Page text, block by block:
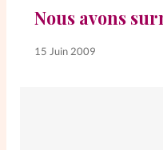
Nous avons
15 Juin 2009